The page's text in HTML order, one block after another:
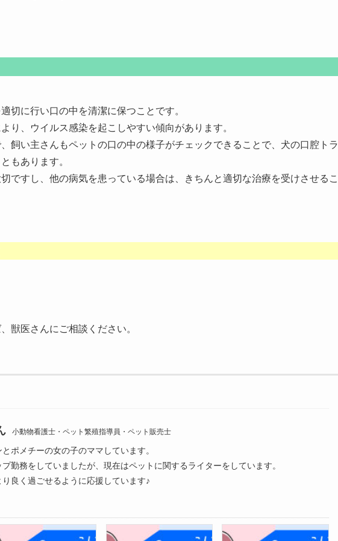
切に行い口の中を清潔に保つことです。
り、ウイルス感染を起こしやすい傾向があります。
飼い主さんもペットの口の中の様子がチェックできることで、犬の口腔トラ
もあります。
ですし、他の病気を患っている場合は、きちんと適切な治療を受けさせるこ
獣医さんにご相談ください。
小動物看護士・ペット繁殖指導員・ペット販売士
ポメチーの女の子のママしています。
勤務をしていましたが、現在はペットに関するライターをしています。
良く過ごせるように応援しています♪